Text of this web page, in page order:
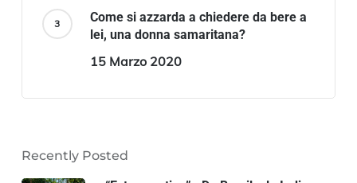
Come si azzarda a chiedere da bere a
lei, una donna samaritana?
15 Marzo 2020
Recently Posted